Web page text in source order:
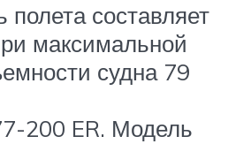
полета составляет
максимальной
судна 79
200 ER. Модель